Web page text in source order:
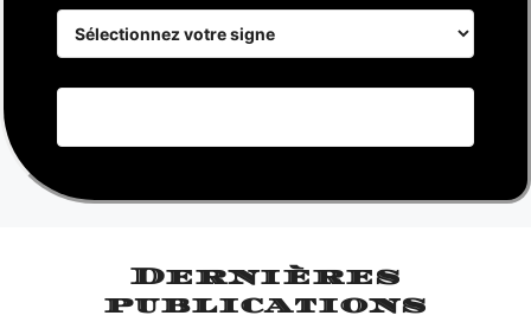
Dernières
publications